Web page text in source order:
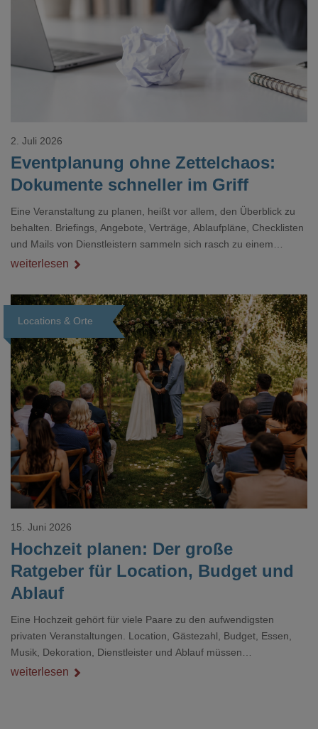
Loading...
Eventplanung ohne Zettelchaos:
Dokumente schneller im Griff
2. Juli 2026
Eine Veranstaltung zu planen, heißt vor allem, den Überblick zu
behalten. Briefings, Angebote, Verträge, Ablaufpläne, Checklisten
und Mails von Dienstleistern sammeln sich rasch zu einem
unübersichtlichen Stapel. Wer schon einmal kurz vor einem Event
Dokument gesucht hat, kennt das mulmige Gefühl.
weiterlesen
Locations & Orte
Loading...
Hochzeit planen: Der große
Ratgeber für Location, Budget und
Ablauf
15. Juni 2026
Eine Hochzeit gehört für viele Paare zu den aufwendigsten
privaten Veranstaltungen. Location, Gästezahl, Budget, Essen,
Musik, Dekoration, Dienstleister und Ablauf müssen
zusammenpassen, damit der Tag gut organisiert ist und trotzdem
weiterlesen